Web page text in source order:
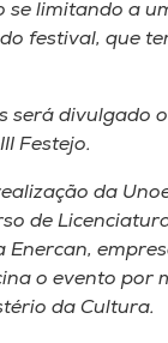
se limitando a
festival, que
será divulgado
Festejo.
da
de
o evento por
da Cultura.